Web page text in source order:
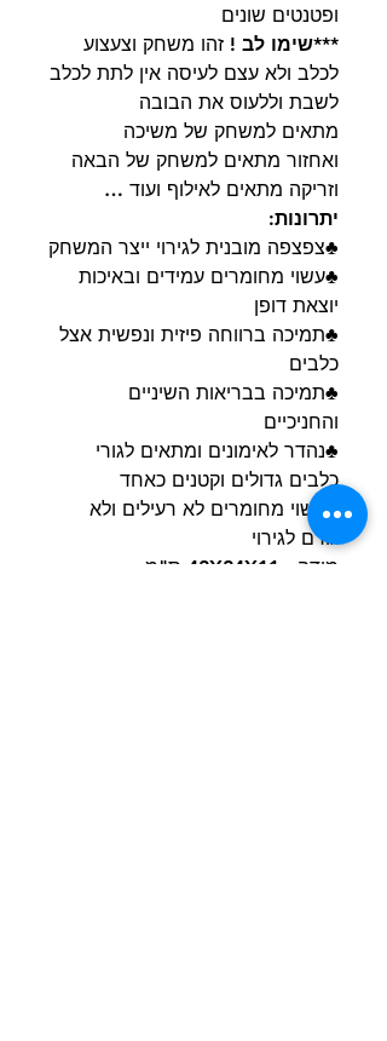
ופטנטים שונים
***שימו לב ! זהו משחק וצעצוע
לכלב ולא עצם לעיסה אין לתת לכלב
לשבת וללעוס את הבובה
מתאים למשחק של משיכה
ואחזור מתאים למשחק של הבאה
וזריקה מתאים לאילוף ועוד …
יתרונות:
♣צפצפה מובנית לגירוי ייצר המשחק
♣עשוי מחומרים עמידים ובאיכות
יוצאת דופן
♣תמיכה ברווחה פיזית ונפשית אצל
כלבים
♣תמיכה בבריאות השיניים
והחניכיים
♣נהדר לאימונים ומתאים לגורי
כלבים גדולים וקטנים כאחד
♣עשוי מחומרים לא רעילים ולא
גורם לגירוי
מידה : 42X24X11 ס"מ